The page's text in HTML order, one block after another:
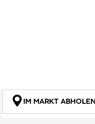
NICHT VERFÜGBAR
IM MARKT ABHOLEN